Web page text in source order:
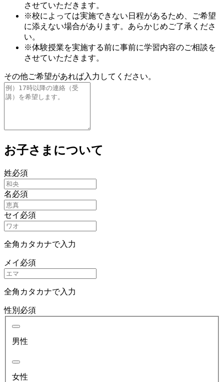
させていただきます。
※校によっては実施できない日程があるため、ご希望
に添えない場合があります。あらかじめご了承くださ
い。
※体験授業を実施する前に事前に学習内容のご相談を
させていただきます。
その他ご希望があれば入力してください。
お子さまについて
姓必須
名必須
セイ 必須
全角カタカナで入力
メイ 必須
全角カタカナで入力
性別 必須
男性
女性